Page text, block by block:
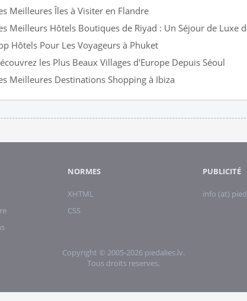
Meilleures Îles à Visiter en Flandre
Meilleurs Hôtels Boutiques de Riyad : Un Séjour de Luxe
Hôtels Pour Les Voyageurs à Phuket
les Plus Beaux Villages d'Europe Depuis Séoul
Meilleures Destinations Shopping à Ibiza
NORMES
XHTML
CSS
PUBLICITÉ
info (at)
Copyright © 2005-2026 piedalies.lv.
Tous droits reserves.